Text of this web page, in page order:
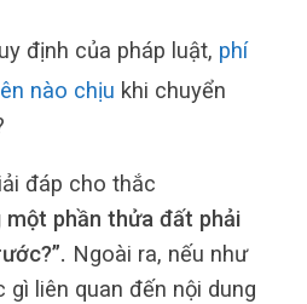
định của pháp luật, phí
nào chịu khi chuyển
đáp cho thắc
một phần thửa đất phải
Ngoài ra, nếu như
liên quan đến nội dung